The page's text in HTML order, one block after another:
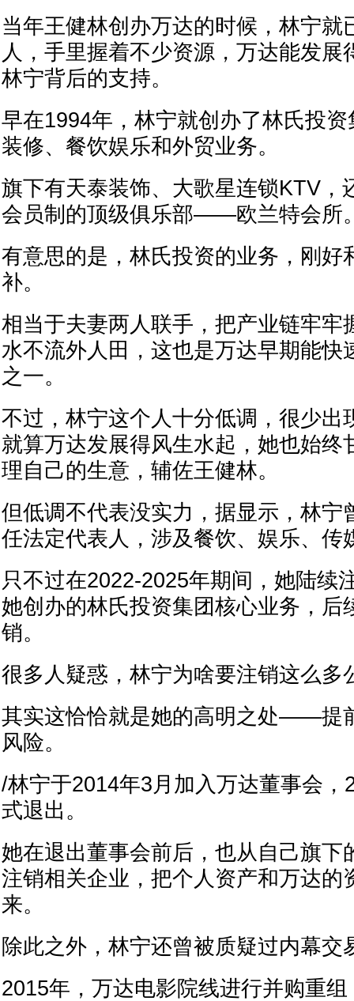
当年王健林创办万达的时候，林宁就
人，手里握着不少资源，万达能发展
林宁背后的支持。
早在1994年，林宁就创办了林氏投
装修、餐饮娱乐和外贸业务。
旗下有天泰装饰、大歌星连锁KTV，
会员制的顶级俱乐部——欧兰特会所
有意思的是，林氏投资的业务，刚好
补。
相当于夫妻两人联手，把产业链牢牢
水不流外人田，这也是万达早期能快
之一。
不过，林宁这个人十分低调，很少出
就算万达发展得风生水起，她也始终
理自己的生意，辅佐王健林。
但低调不代表没实力，据显示，林宁
任法定代表人，涉及餐饮、娱乐、传
只不过在2022-2025年期间，她陆续
她创办的林氏投资集团核心业务，后
销。
很多人疑惑，林宁为啥要注销这么多
其实这恰恰就是她的高明之处——提
风险。
/林宁于2014年3月加入万达董事会，
式退出。
她在退出董事会前后，也从自己旗下
注销相关企业，把个人资产和万达的
来。
除此之外，林宁还曾被质疑过内幕交
2015年，万达电影院线进行并购重